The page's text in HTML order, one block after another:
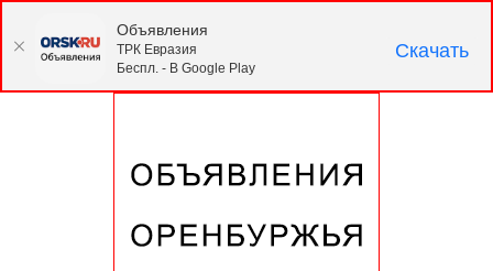
Объявления
ТРК Евразия
Беспл. - В Google Play
Скачать